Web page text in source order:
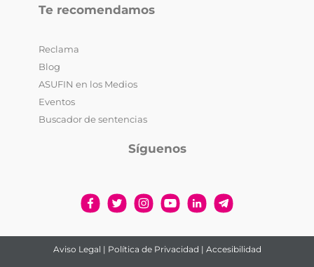
Te recomendamos
Reclama
Blog
ASUFIN en los Medios
Eventos
Buscador de sentencias
Síguenos
Aviso Legal | Política de Privacidad | Accesibilidad